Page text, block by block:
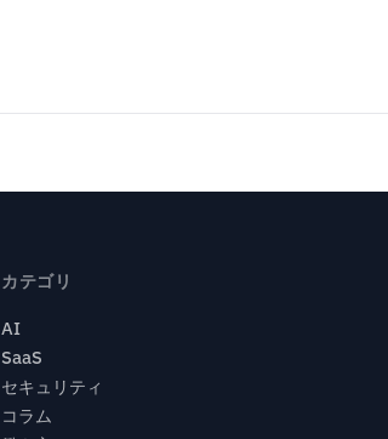
カテゴリ
AI
SaaS
セキュリティ
コラム